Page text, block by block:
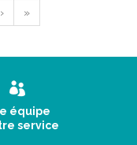
› »
équipe
service